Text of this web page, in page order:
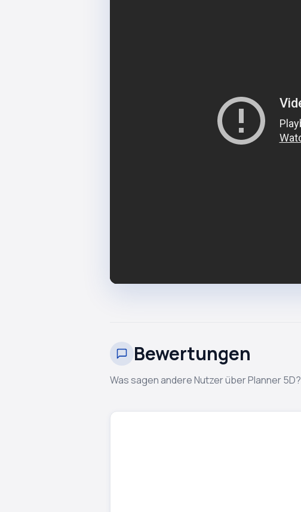
Bewertungen
Was sagen andere Nutzer über Planner 5D?